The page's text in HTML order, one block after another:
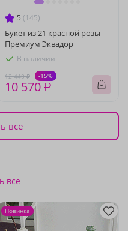
5 (145)
Букет из 21 красной розы
Премиум Эквадор
В наличии
12 440 ₽ -15%
10 570 ₽
все
все
Новинка